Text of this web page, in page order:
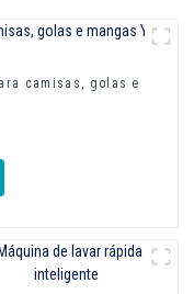
camisas, golas e